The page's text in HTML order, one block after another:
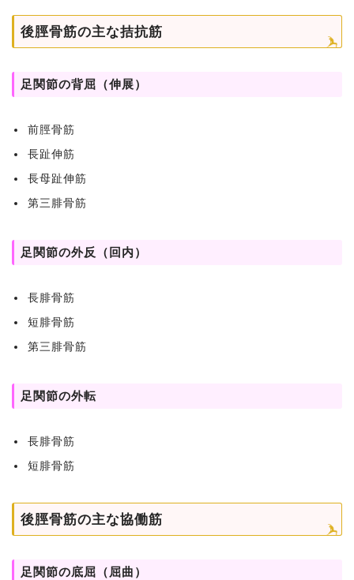
後脛骨筋の主な拮抗筋
足関節の背屈（伸展）
前脛骨筋
長趾伸筋
長母趾伸筋
第三腓骨筋
足関節の外反（回内）
長腓骨筋
短腓骨筋
第三腓骨筋
足関節の外転
長腓骨筋
短腓骨筋
後脛骨筋の主な協働筋
足関節の底屈（屈曲）